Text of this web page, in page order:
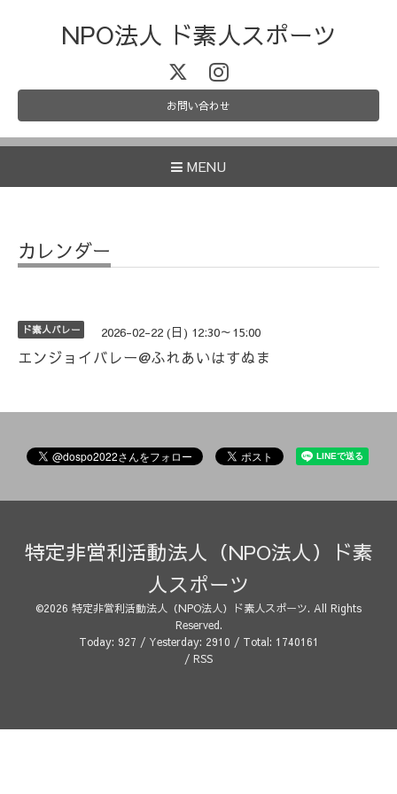
NPO法人 ド素人スポーツ
お問い合わせ
MENU
カレンダー
ド素人バレー 2026-02-22 (日) 12:30～15:00
エンジョイバレー@ふれあいはすぬま
特定非営利活動法人（NPO法人）ド素
人スポーツ
©2026 特定非営利活動法人（NPO法人）ド素人スポーツ. All Rights
Reserved.
Today: 927 / Yesterday: 2910 / Total: 1740161
/ RSS